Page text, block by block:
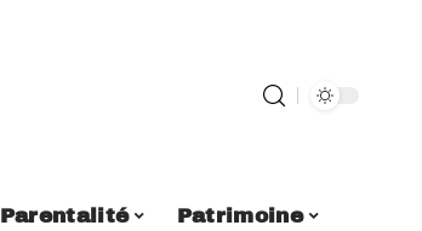
Parentalité Patrimoine